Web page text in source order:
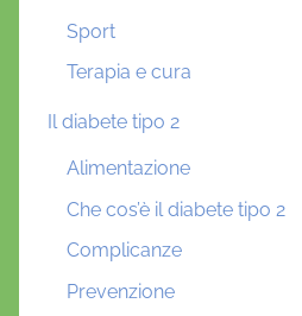
Sport
Terapia e cura
Il diabete tipo 2
Alimentazione
Che cos’è il diabete tipo 2
Complicanze
Prevenzione